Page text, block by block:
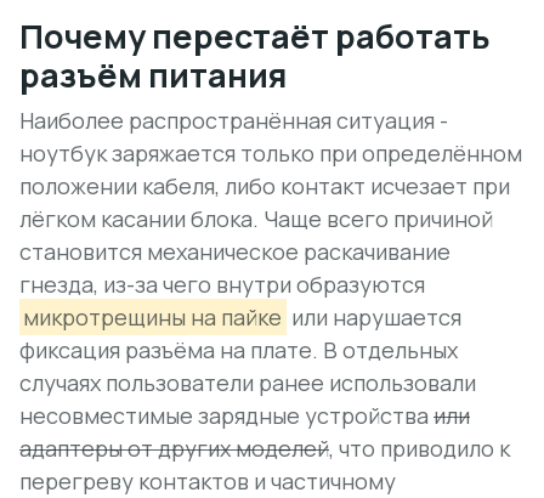
Почему перестаёт работать
разъём питания
Наиболее распространённая ситуация -
ноутбук заряжается только при определённом
положении кабеля, либо контакт исчезает при
лёгком касании блока. Чаще всего причиной
становится механическое раскачивание
гнезда, из-за чего внутри образуются
микротрещины на пайке или нарушается
фиксация разъёма на плате. В отдельных
случаях пользователи ранее использовали
несовместимые зарядные устройства или
адаптеры от других моделей, что приводило к
перегреву контактов и частичному